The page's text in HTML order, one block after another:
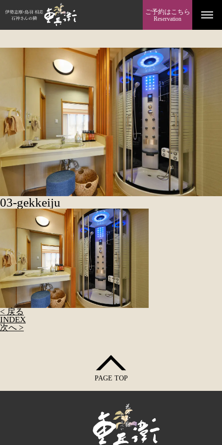
ご予約はこちら
Reservation
03-gekkeiju
< 戻る
INDEX
次へ >
PAGE TOP